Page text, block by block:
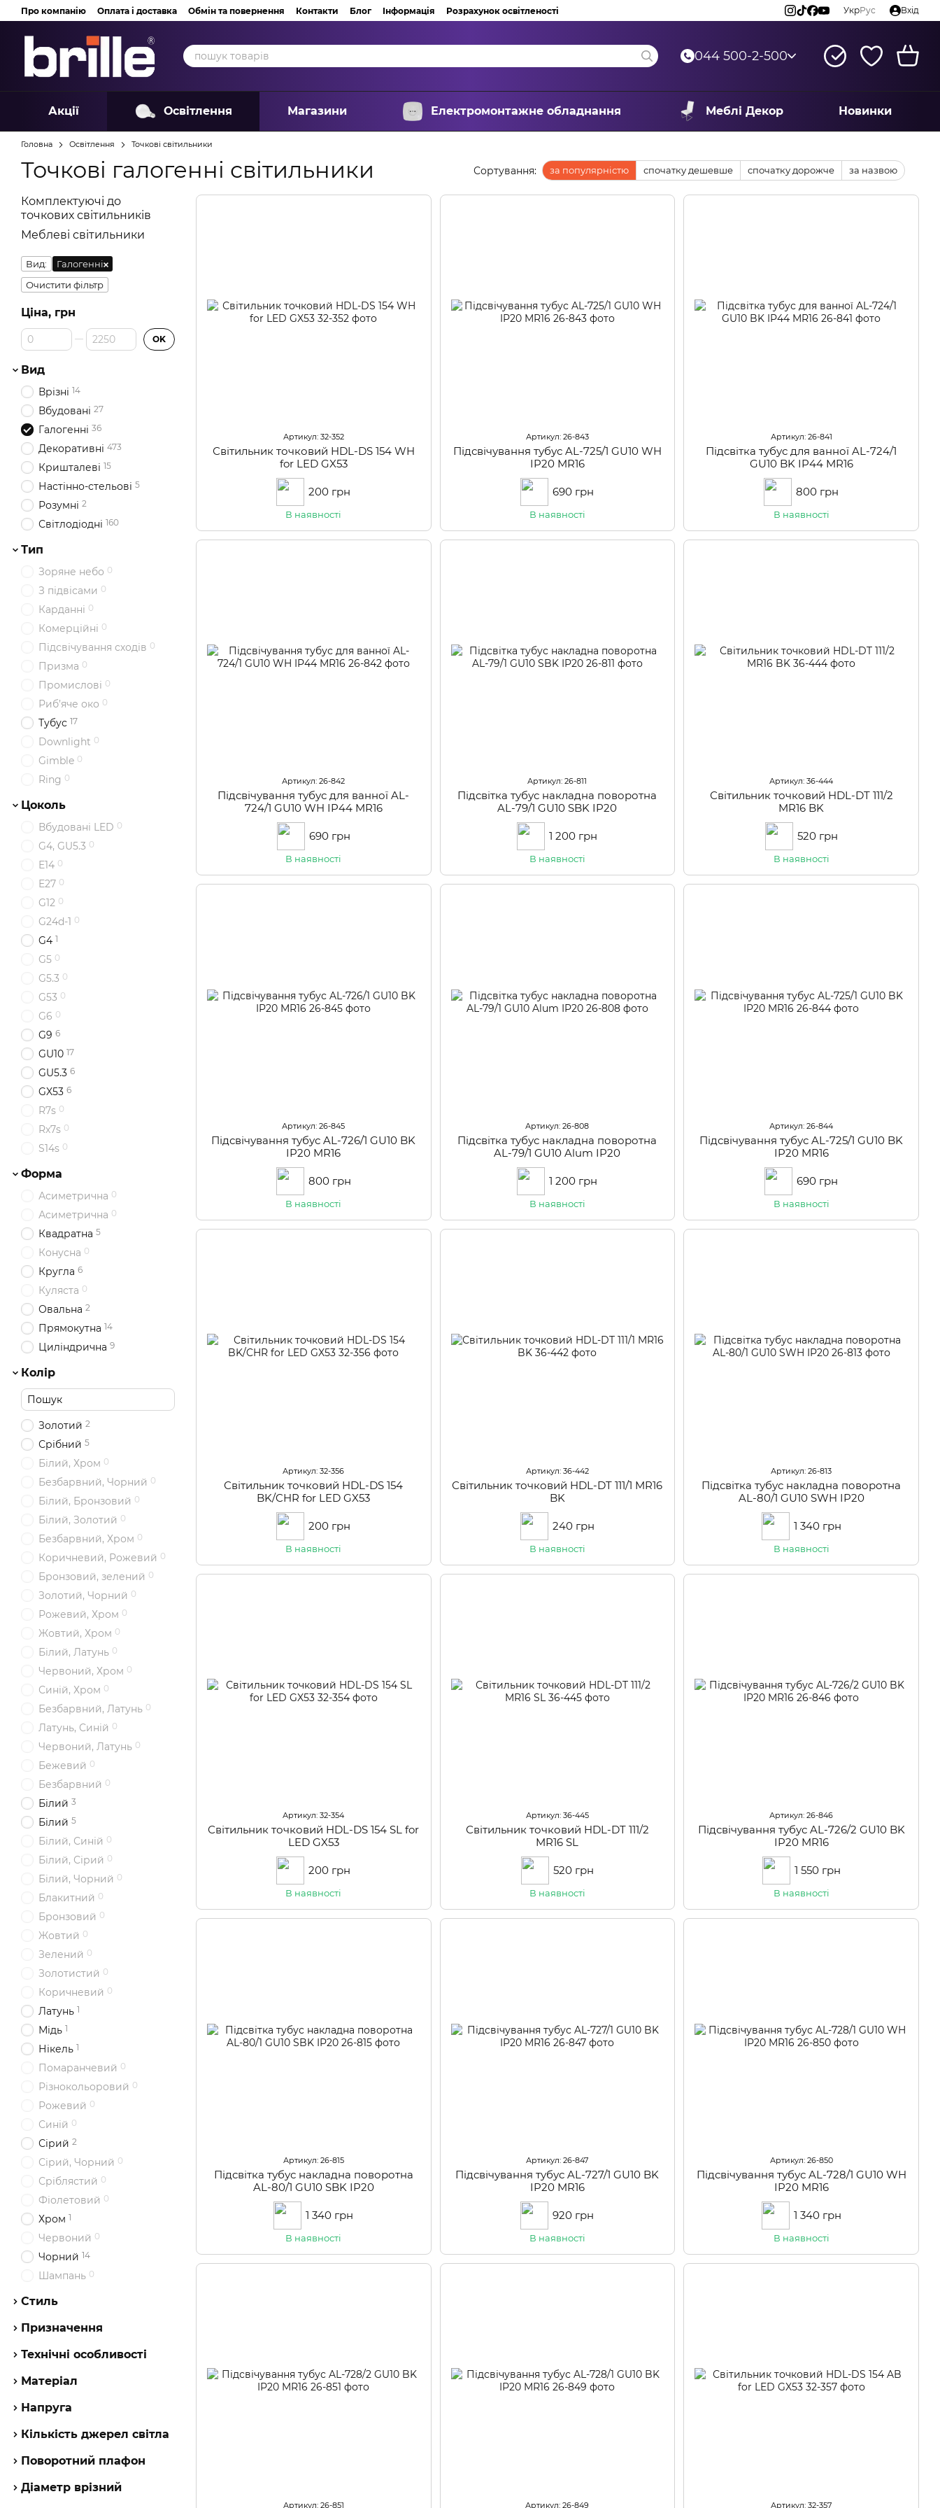
Перейти до основного контенту
Про компанію Оплата і доставка Обмін та повернення Контакти Блог Інформація Розрахунок освітленості УкрРус Вхід
044 500-2-500
Акції Освітлення Магазини Електромонтажне обладнання Меблі Декор Новинки
Головна Освітлення Точкові світильники
Точкові галогенні світильники Сортування: за популярністю спочатку дешевше спочатку дорожче за назвою
Артикул: 32-352
Світильник точковий HDL-DS 154 WH
for LED GX53
200 грн
В наявності
Артикул: 26-843
Підсвічування тубус AL-725/1 GU10 WH
IP20 MR16
690 грн
В наявності
Артикул: 26-841
Підсвітка тубус для ванної AL-724/1
GU10 BK IP44 MR16
800 грн
В наявності
Артикул: 26-842
Підсвічування тубус для ванної AL-
724/1 GU10 WH IP44 MR16
690 грн
В наявності
Артикул: 26-811
Підсвітка тубус накладна поворотна
AL-79/1 GU10 SBK IP20
1 200 грн
В наявності
Артикул: 36-444
Світильник точковий HDL-DT 111/2
MR16 BK
520 грн
В наявності
Артикул: 26-845
Підсвічування тубус AL-726/1 GU10 BK
IP20 MR16
800 грн
В наявності
Артикул: 26-808
Підсвітка тубус накладна поворотна
AL-79/1 GU10 Alum IP20
1 200 грн
В наявності
Артикул: 26-844
Підсвічування тубус AL-725/1 GU10 BK
IP20 MR16
690 грн
В наявності
Артикул: 32-356
Світильник точковий HDL-DS 154
BK/CHR for LED GX53
200 грн
В наявності
Артикул: 36-442
Світильник точковий HDL-DT 111/1 MR16
BK
240 грн
В наявності
Артикул: 26-813
Підсвітка тубус накладна поворотна
AL-80/1 GU10 SWH IP20
1 340 грн
В наявності
Артикул: 32-354
Світильник точковий HDL-DS 154 SL for
LED GX53
200 грн
В наявності
Артикул: 36-445
Світильник точковий HDL-DT 111/2
MR16 SL
520 грн
В наявності
Артикул: 26-846
Підсвічування тубус AL-726/2 GU10 BK
IP20 MR16
1 550 грн
В наявності
Артикул: 26-815
Підсвітка тубус накладна поворотна
AL-80/1 GU10 SBK IP20
1 340 грн
В наявності
Артикул: 26-847
Підсвічування тубус AL-727/1 GU10 BK
IP20 MR16
920 грн
В наявності
Артикул: 26-850
Підсвічування тубус AL-728/1 GU10 WH
IP20 MR16
1 340 грн
В наявності
Артикул: 26-851 Артикул: 26-849 Артикул: 32-357
Комплектуючі до
точкових світильників
Меблеві світильники
Вид:
Галогенні
Очистити фільтр
Ціна, грн
Від Ціна, грн
До Ціна, грн OK
Вид
Врізні 14
Вбудовані 27
Галогенні 36
Декоративні 473
Кришталеві 15
Настінно-стельові 5
Розумні 2
Світлодіодні 160
Тип
Зоряне небо 0
З підвісами 0
Карданні 0
Комерційні 0
Підсвічування сходів 0
Призма 0
Промислові 0
Риб’яче око 0
Тубус 17
Downlight 0
Gimble 0
Ring 0
Цоколь
Вбудовані LED 0
G4, GU5.3 0
E14 0
E27 0
G12 0
G24d-1 0
G4 1
G5 0
G5.3 0
G53 0
G6 0
G9 6
GU10 17
GU5.3 6
GX53 6
R7s 0
Rx7s 0
S14s 0
Форма
Асиметрична 0
Асиметрична 0
Квадратна 5
Конусна 0
Кругла 6
Куляста 0
Овальна 2
Прямокутна 14
Циліндрична 9
Колір
Золотий 2
Срібний 5
Білий, Хром 0
Безбарвний, Чорний 0
Білий, Бронзовий 0
Білий, Золотий 0
Безбарвний, Хром 0
Коричневий, Рожевий 0
Бронзовий, зелений 0
Золотий, Чорний 0
Рожевий, Хром 0
Жовтий, Хром 0
Білий, Латунь 0
Червоний, Хром 0
Синій, Хром 0
Безбарвний, Латунь 0
Латунь, Синій 0
Червоний, Латунь 0
Бежевий 0
Безбарвний 0
Білий 3
Білий 5
Білий, Синій 0
Білий, Сірий 0
Білий, Чорний 0
Блакитний 0
Бронзовий 0
Жовтий 0
Зелений 0
Золотистий 0
Коричневий 0
Латунь 1
Мідь 1
Нікель 1
Помаранчевий 0
Різнокольоровий 0
Рожевий 0
Синій 0
Сірий 2
Сірий, Чорний 0
Сріблястий 0
Фіолетовий 0
Хром 1
Червоний 0
Чорний 14
Шампань 0
Стиль
Призначення
Технічні особливості
Матеріал
Напруга
Кількість джерел світла
Поворотний плафон
Діаметр врізний